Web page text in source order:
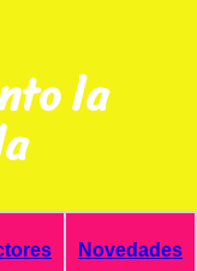
la
Novedades